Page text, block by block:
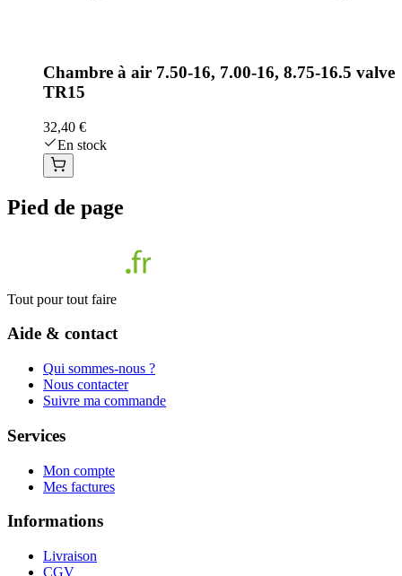
Chambre à air 7.50-16, 7.00-16, 8.75-16.5 valve
TR15
32,40 €
En stock
Pied de page
Tout pour tout faire
Aide & contact
Qui sommes-nous ?
Nous contacter
Suivre ma commande
Services
Mon compte
Mes factures
Informations
Livraison
CGV